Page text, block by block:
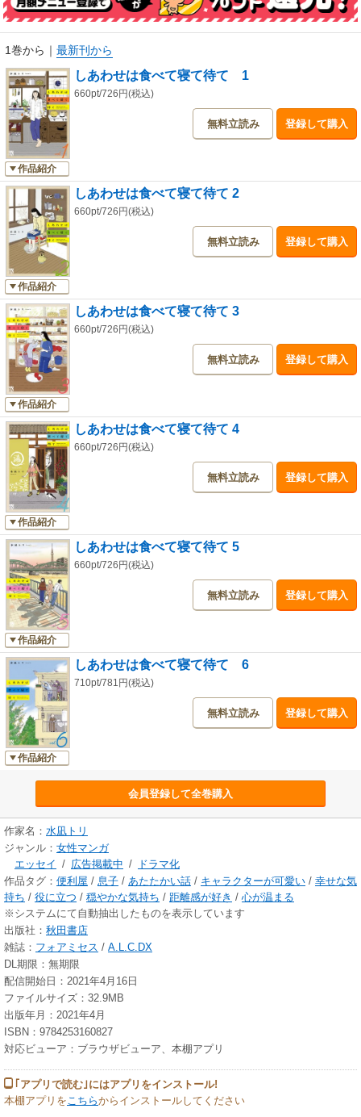
1巻から ｜ 最新刊から
作品紹介
しあわせは食べて寝て待て 1
660pt/726円(税込)
無料立読み 登録して購入
作品紹介
しあわせは食べて寝て待て 2
660pt/726円(税込)
無料立読み 登録して購入
作品紹介
しあわせは食べて寝て待て 3
660pt/726円(税込)
無料立読み 登録して購入
作品紹介
しあわせは食べて寝て待て 4
660pt/726円(税込)
無料立読み 登録して購入
作品紹介
しあわせは食べて寝て待て 5
660pt/726円(税込)
無料立読み 登録して購入
作品紹介
しあわせは食べて寝て待て 6
710pt/781円(税込)
無料立読み 登録して購入
会員登録して全巻購入
作家名： 水凪トリ
ジャンル： 女性マンガ
エッセイ / 広告掲載中 /
ドラマ化
作品タグ： 便利屋 / 息子 / あたたかい話 / キャラクターが可愛い / 幸せな気
持ち / 役に立つ / 穏やかな気持ち / 距離感が好き / 心が温まる
※システムにて自動抽出したものを表示しています
出版社： 秋田書店
雑誌： フォアミセス / A.L.C.DX
DL期限：無期限
配信開始日：2021年4月16日
ファイルサイズ：32.9MB
出版年月：2021年4月
ISBN：9784253160827
対応ビューア：ブラウザビューア、本棚アプリ
｢アプリで読む｣にはアプリをインストール!
本棚アプリを こちらからインストールしてください